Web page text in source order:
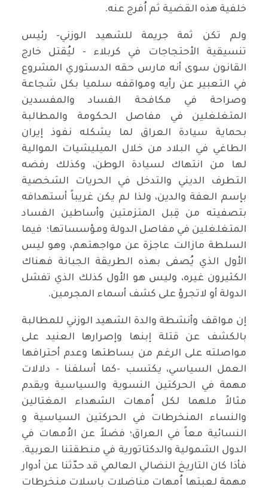
خلفية هذه القضية ثم اُفرج عنه.
ولم تكن ثمة جريمة للشهيد الوزني- رئيس
تنسيقية الأحتجاجات في كربلاء - ليُقتل خارج
القانون سوى أنه مارس حقه الدستوري المشروع
في التعبير عن رأيه ومواقفه سلميا بكل شجاعة
وصراحة في مكافحة الفساد والمفسدين
المتغلغلين في مفاصل الحكومة والمطالبة
بحماية سيادة العراق لما يشكله نفوذ إيران
الطاغي في البلاد من خلال الميليشيات الموالية
لها من انتهاك لسيادة الوطن، وكذلك رفضه
التطرف الديني والتدخل في الحريات الشخصية
بإسم العفة والدين، ولذا لم يكن غريباً أستهدافه
بتصفيته من قِبل المتزمتين وأساطين الفساد
المتغلغلين في مفاصل الدولة ومؤسساتها؛ فيما
السلطة مازالت عاجزة عن مواجهتهم، وهو ليس
الأول الذي يُصفى بهذه الطريقة الجبانة فهناك
الكثيرون غيره، وليس هو الأول كذلك الذي تفشل
الدولة أو لاتجرؤ على كشف أسماء المجرمين.
إن مواقف وأنشطة والدة الشهيد الوزني للمطالبة
بالكشف عن قتلة إبنها وإصرارها العنيد على
مواصلته على الرغم من بساطتها وعدم أحترافها
العمل السياسي، يكتسب -كما أسلفنا - دلالات
مهمة في الحركتين النسوية والسياسية ويقدم
مثالاً ملهما لكل اُمهات الشهداء المغتالين
والنساء المنخرطات في الحركتين السياسية و
النسائية معاً في العراق؛ فضلاً عن الاُمهات في
الدول الشمولية والدكتاتورية في منطقتنا العربية.
فأذا كان التاريخ النضالي العالمي قد حدّثنا عن أدوار
مهمة لعبتها اُمهات مناضلات باسلات منخرطات